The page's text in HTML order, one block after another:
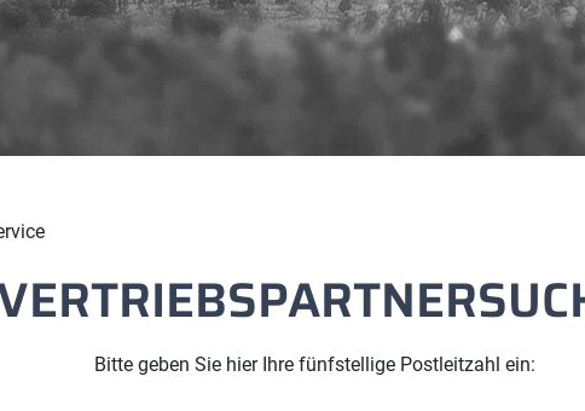
Bitte geben Sie hier Ihre fünfstellige Postleitzahl ein: